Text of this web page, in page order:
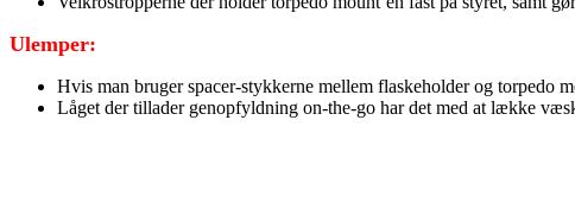
Ulemper:
Hvis man bruger spacer-stykkerne mellem flaskeholder og torpedo
Låget der tillader genopfyldning on-the-go har det med at lække